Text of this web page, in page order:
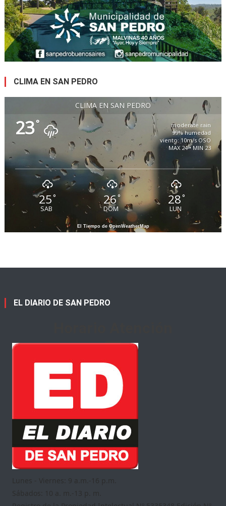
CLIMA EN SAN PEDRO
CLIMA EN SAN PEDRO
23°
moderate rain
99% humedad
viento: 10m/s OSO
MAX 24 • MIN 23
25°
SAB
26 °
DOM
28°
LUN
El Tiempo de OpenWeatherMap
EL DIARIO DE SAN PEDRO
Lunes - Viernes: 9 a.m.-16 p.m.
Sábados: 10 a. m.-13 p. m.